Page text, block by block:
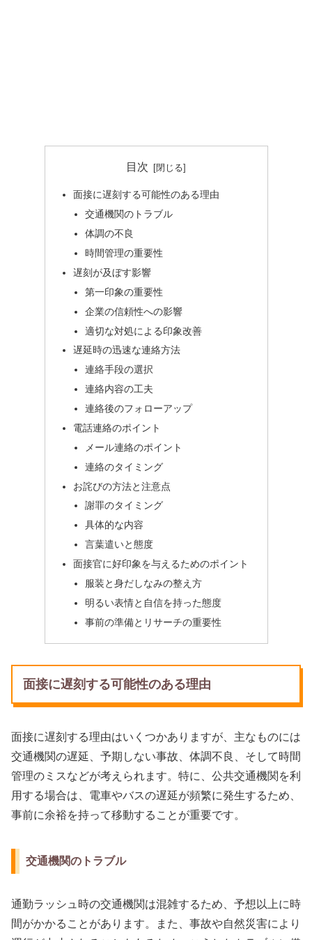
目次
面接に遅刻する可能性のある理由
交通機関のトラブル
体調の不良
時間管理の重要性
遅刻が及ぼす影響
第一印象の重要性
企業の信頼性への影響
適切な対処による印象改善
遅延時の迅速な連絡方法
連絡手段の選択
連絡内容の工夫
連絡後のフォローアップ
電話連絡のポイント
メール連絡のポイント
連絡のタイミング
お詫びの方法と注意点
謝罪のタイミング
具体的な内容
言葉遣いと態度
面接官に好印象を与えるためのポイント
服装と身だしなみの整え方
明るい表情と自信を持った態度
事前の準備とリサーチの重要性
面接に遅刻する可能性のある理由
面接に遅刻する理由はいくつかありますが、主なものには
交通機関の遅延、予期しない事故、体調不良、そして時間
管理のミスなどが考えられます。特に、公共交通機関を利
用する場合は、電車やバスの遅延が頻繁に発生するため、
事前に余裕を持って移動することが重要です。
交通機関のトラブル
通勤ラッシュ時の交通機関は混雑するため、予想以上に時
間がかかることがあります。また、事故や自然災害により